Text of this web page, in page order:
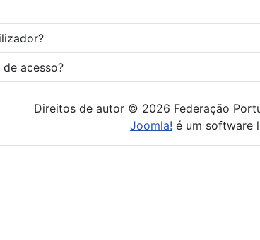
acesso?
Direitos de autor © 2026 Federação
Joomla! é um software